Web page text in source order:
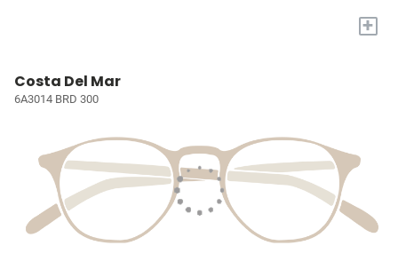
+
Costa Del Mar
6A3014 BRD 300